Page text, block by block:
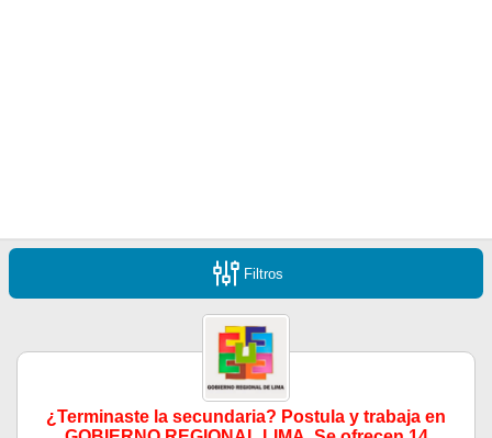
Filtros
¿Terminaste la secundaria? Postula y trabaja en